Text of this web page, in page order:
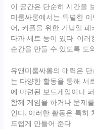
이 공간은 단순히 시간을
미룸싸롱에서는 특별한
어, 커플을 위한 기념일
다과 세트 등이 있다. 이
순간을 만들 수 있도록 도
유앤미룸싸롱의 매력은
는 다양한 활동을 통해 서
에 마련된 보드게임이나
함께 게임을 하거나 문제
인다. 이러한 활동은 특히
드럽게 만들어 준다.